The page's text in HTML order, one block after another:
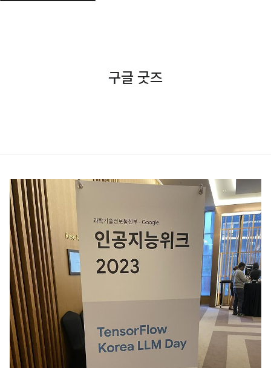
구글 굿즈